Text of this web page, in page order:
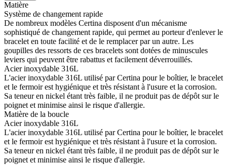
Matière
Système de changement rapide
De nombreux modèles Certina disposent d'un mécanisme
sophistiqué de changement rapide, qui permet au porteur d'enlever le
bracelet en toute facilité et de le remplacer par un autre. Les
goupilles des ressorts de ces bracelets sont dotées de minuscules
leviers qui peuvent être rabattus et facilement déverrouillés.
Acier inoxydable 316L
L'acier inoxydable 316L utilisé par Certina pour le boîtier, le bracelet
et le fermoir est hygiénique et très résistant à l'usure et la corrosion.
Sa teneur en nickel étant très faible, il ne produit pas de dépôt sur le
poignet et minimise ainsi le risque d'allergie.
Matière de la boucle
Acier inoxydable 316L
L'acier inoxydable 316L utilisé par Certina pour le boîtier, le bracelet
et le fermoir est hygiénique et très résistant à l'usure et la corrosion.
Sa teneur en nickel étant très faible, il ne produit pas de dépôt sur le
poignet et minimise ainsi le risque d'allergie.